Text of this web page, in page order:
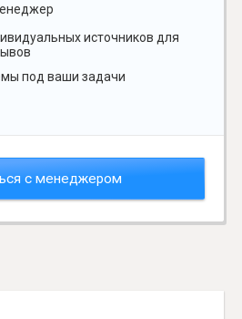
источников для
под ваши задачи
с менеджером